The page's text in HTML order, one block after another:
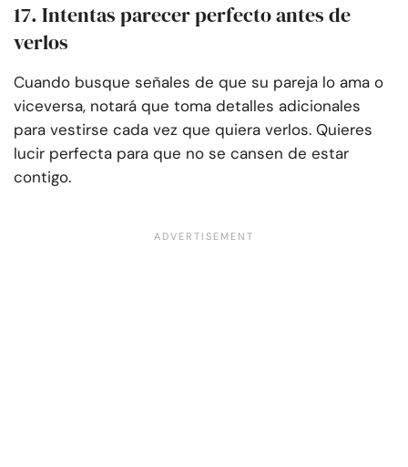
17. Intentas parecer perfecto antes de
verlos
Cuando busque señales de que su pareja lo ama o
viceversa, notará que toma detalles adicionales
para vestirse cada vez que quiera verlos. Quieres
lucir perfecta para que no se cansen de estar
contigo.